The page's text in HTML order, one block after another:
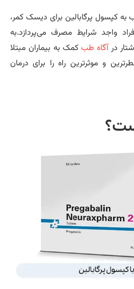
پرگابالین برای دیسک کمر،
شرایط مصرف می‌پردازد.به
آگاه طب کمک به بیماران مبتلا
موثرترین راه را برای درمان